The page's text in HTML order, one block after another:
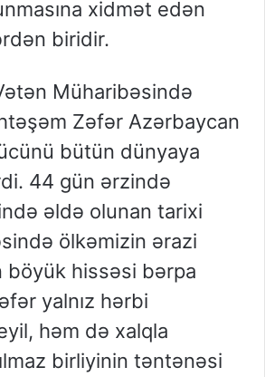
xidmət edən
biridir.
Müharibəsində
Zəfər Azərbaycan
bütün dünyaya
44 gün ərzində
əldə olunan tarixi
ölkəmizin ərazi
böyük hissəsi bərpa
yalnız hərbi
həm də xalqla
birliyinin təntənəsi